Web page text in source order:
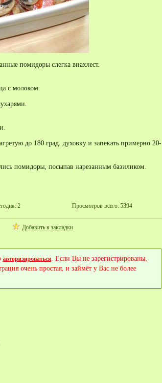
помидоры слегка внахлест.
с молоком.
до 180 град. духовку и запекать примерно 20-
помидоры, посыпав нарезанным базиликом.
2 Просмотров всего: 5394
Добавить в закладки
авторизироваться. Если Вы не зарегистрированы,
очень простая, и займёт у Вас не более